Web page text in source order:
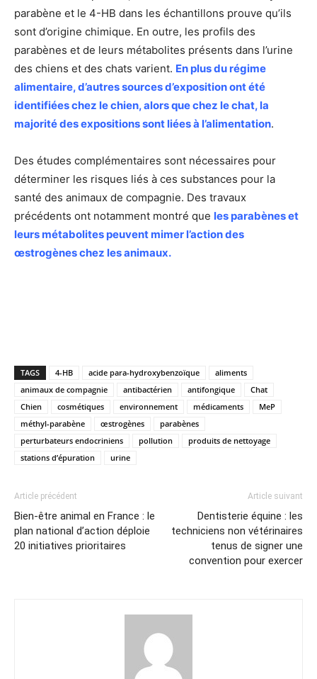
parabène et le 4-HB dans les échantillons prouve qu’ils
sont d’origine chimique. En outre, les profils des
parabènes et de leurs métabolites présents dans l’urine
des chiens et des chats varient. En plus du régime
alimentaire, d’autres sources d’exposition ont été
identifiées chez le chien, alors que chez le chat, la
majorité des expositions sont liées à l’alimentation.
Des études complémentaires sont nécessaires pour
déterminer les risques liés à ces substances pour la
santé des animaux de compagnie. Des travaux
précédents ont notamment montré que les parabènes et
leurs métabolites peuvent mimer l’action des
œstrogènes chez les animaux.
TAGS 4-HB acide para-hydroxybenzoïque
aliments
animaux de compagnie
antibactérien antifongique
Chat
Chien
cosmétiques environnement médicaments
MeP
méthyl-parabène
œstrogènes
parabènes
perturbateurs endocriniens
pollution
produits de nettoyage
stations d’épuration
urine
Article précédent
Bien-être animal en France : le
plan national d’action déploie
20 initiatives prioritaires
Article suivant
Dentisterie équine : les
techniciens non vétérinaires
tenus de signer une
convention pour exercer